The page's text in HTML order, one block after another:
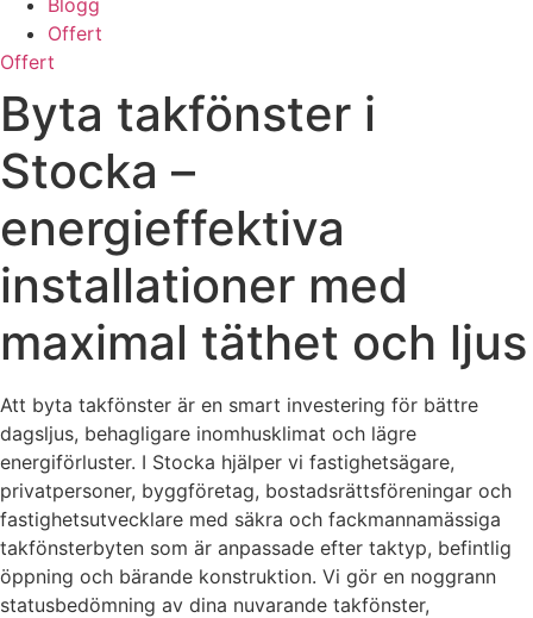
Blogg
Offert
Offert
Byta takfönster i
Stocka –
energieffektiva
installationer med
maximal täthet och ljus
Att byta takfönster är en smart investering för bättre
dagsljus, behagligare inomhusklimat och lägre
energiförluster. I Stocka hjälper vi fastighetsägare,
privatpersoner, byggföretag, bostadsrättsföreningar och
fastighetsutvecklare med säkra och fackmannamässiga
takfönsterbyten som är anpassade efter taktyp, befintlig
öppning och bärande konstruktion. Vi gör en noggrann
statusbedömning av dina nuvarande takfönster,